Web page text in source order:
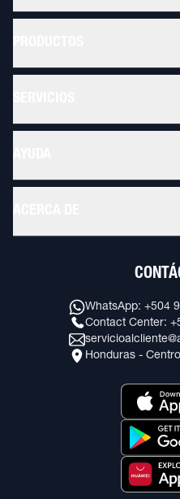
WhatsApp: +504
Contact Center:
Honduras -